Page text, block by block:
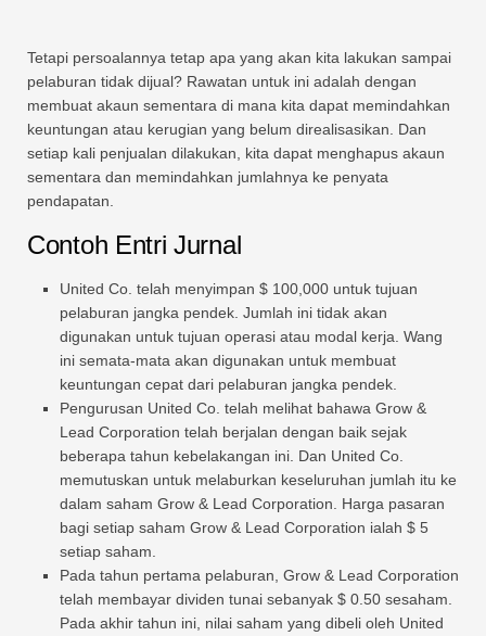
Tetapi persoalannya tetap apa yang akan kita lakukan sampai
pelaburan tidak dijual? Rawatan untuk ini adalah dengan
membuat akaun sementara di mana kita dapat memindahkan
keuntungan atau kerugian yang belum direalisasikan. Dan
setiap kali penjualan dilakukan, kita dapat menghapus akaun
sementara dan memindahkan jumlahnya ke penyata
pendapatan.
Contoh Entri Jurnal
United Co. telah menyimpan $ 100,000 untuk tujuan
pelaburan jangka pendek. Jumlah ini tidak akan
digunakan untuk tujuan operasi atau modal kerja. Wang
ini semata-mata akan digunakan untuk membuat
keuntungan cepat dari pelaburan jangka pendek.
Pengurusan United Co. telah melihat bahawa Grow &
Lead Corporation telah berjalan dengan baik sejak
beberapa tahun kebelakangan ini. Dan United Co.
memutuskan untuk melaburkan keseluruhan jumlah itu ke
dalam saham Grow & Lead Corporation. Harga pasaran
bagi setiap saham Grow & Lead Corporation ialah $ 5
setiap saham.
Pada tahun pertama pelaburan, Grow & Lead Corporation
telah membayar dividen tunai sebanyak $ 0.50 sesaham.
Pada akhir tahun ini, nilai saham yang dibeli oleh United